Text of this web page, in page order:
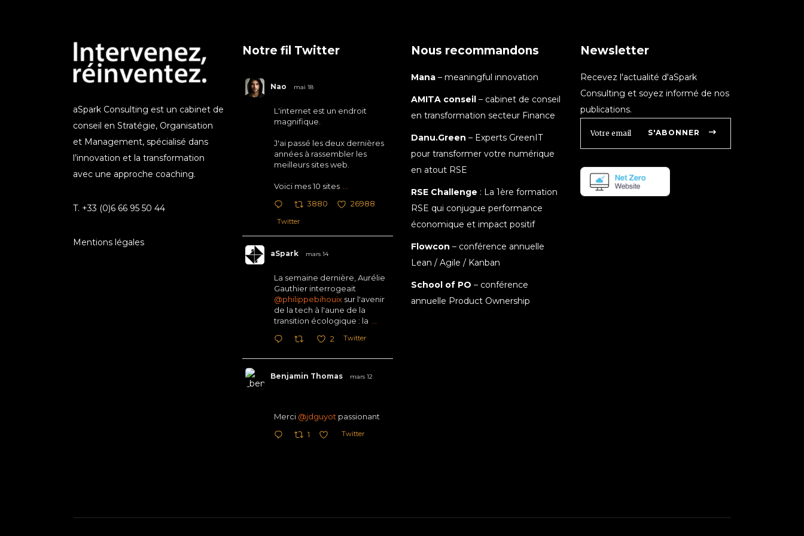
aSpark Consulting est un cabinet de
conseil en Stratégie, Organisation
et Management, spécialisé dans
l’innovation et la transformation
avec une approche coaching.
T. +33 (0)6 66 95 50 44
Mentions légales
Notre fil Twitter
Nao mai 18
L'internet est un endroit
magnifique.
J'ai passé les deux dernières
années à rassembler les
meilleurs sites web.
Voici mes 10 sites
3880 26988
Twitter
aSpark mars 14
La semaine dernière, Aurélie
Gauthier interrogeait
@philippebihouixsur l'avenir
de la tech à l'aune de la
transition écologique : la ...
2 Twitter
Benjamin Thomas mars 12
Merci @jdguyotpassionant
1 Twitter
Nous recommandons
Mana – meaningful innovation
AMITA conseil – cabinet de conseil
en transformation secteur Finance
Danu.Green – Experts GreenIT
pour transformer votre numérique
en atout RSE
RSE Challenge : La 1ère formation
RSE qui conjugue performance
économique et impact positif
Flowcon – conférence annuelle
Lean / Agile / Kanban
School of PO – conférence
annuelle Product Ownership
Newsletter
Recevez l'actualité d'aSpark
Consulting et soyez informé de nos
publications.
S'ABONNER